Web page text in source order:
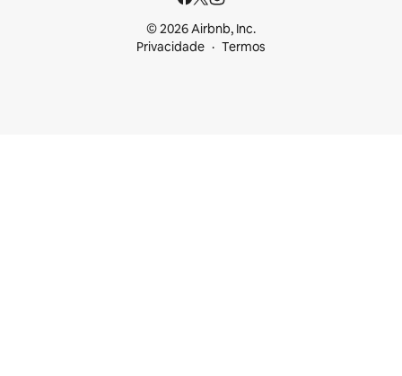
© 2026 Airbnb, Inc.
Privacidade
Termos